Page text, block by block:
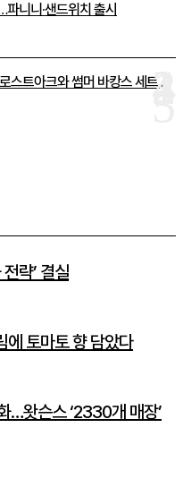
니니·샌드위치 출시
스트아크와 썸머 바캉스 세트...
략’ 결실
에 토마토 향 담았다
…왓슨스 ‘2330개 매장’